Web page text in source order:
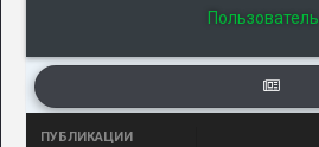
Пользователь
ПУБЛИКАЦИИ